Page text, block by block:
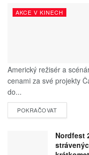
AKCE V KINECH
Americký režisér a
cenami za své projekty
do...
POKRAČOVAT
Nordfest